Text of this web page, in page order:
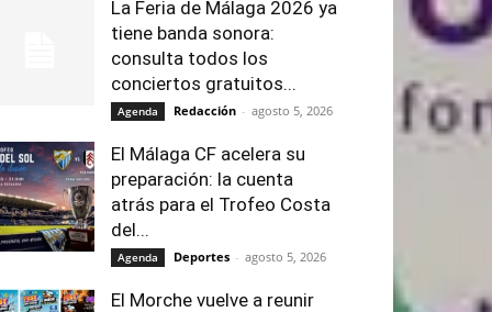
La Feria de Málaga 2026 ya
tiene banda sonora:
consulta todos los
conciertos gratuitos...
Agenda Redacción - agosto 5, 2026
El Málaga CF acelera su
preparación: la cuenta
atrás para el Trofeo Costa
del...
Agenda Deportes - agosto 5, 2026
El Morche vuelve a reunir